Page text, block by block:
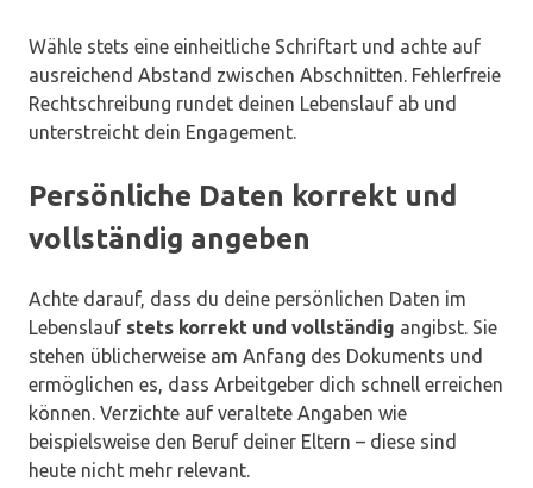
Wähle stets eine einheitliche Schriftart und achte auf
ausreichend Abstand zwischen Abschnitten. Fehlerfreie
Rechtschreibung rundet deinen Lebenslauf ab und
unterstreicht dein Engagement.
Persönliche Daten korrekt und
vollständig angeben
Achte darauf, dass du deine persönlichen Daten im
Lebenslauf stets korrekt und vollständig angibst. Sie
stehen üblicherweise am Anfang des Dokuments und
ermöglichen es, dass Arbeitgeber dich schnell erreichen
können. Verzichte auf veraltete Angaben wie
beispielsweise den Beruf deiner Eltern – diese sind
heute nicht mehr relevant.